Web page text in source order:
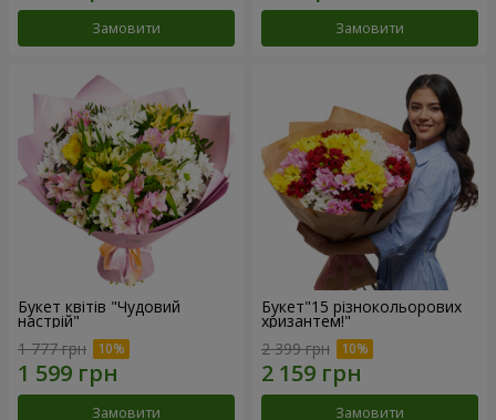
Замовити Замовити
Букет квітів "Чудовий
настрій"
1 777 грн
Замовити
Букет"15 різнокольорових
хризантем!"
2 399 грн
Замовити